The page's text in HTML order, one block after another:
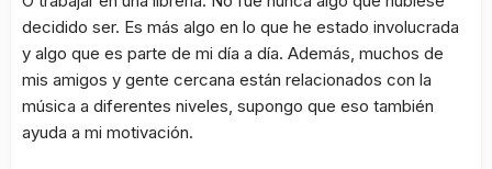
decidido ser. Es más algo en lo que he estado involucrada
y algo que es parte de mi día a día. Además, muchos de
mis amigos y gente cercana están relacionados con la
música a diferentes niveles, supongo que eso también
ayuda a mi motivación.